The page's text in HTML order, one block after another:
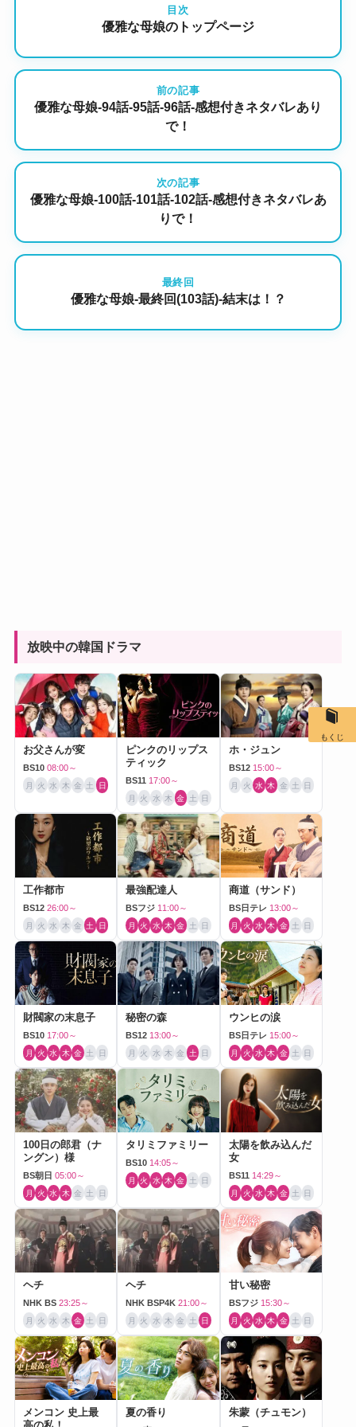
目次
優雅な母娘のトップページ
前の記事
優雅な母娘-94話-95話-96話-感想付きネタバレあり
で！
次の記事
優雅な母娘-100話-101話-102話-感想付きネタバレあ
りで！
最終回
優雅な母娘-最終回(103話)-結末は！？
放映中の韓国ドラマ
お父さんが変
BS10 08:00～
月 火 水 木 金 土 日
ピンクのリップス
ティック
BS11 17:00～
月 火 水 木 金 土 日
ホ・ジュン
BS12 15:00～
月 火 水 木 金 土 日
工作都市
BS12 26:00～
月 火 水 木 金 土 日
最強配達人
BSフジ 11:00～
月 火 水 木 金 土 日
商道（サンド）
BS日テレ 13:00～
月 火 水 木 金 土 日
財閥家の末息子
BS10 17:00～
月 火 水 木 金 土 日
秘密の森
BS12 13:00～
月 火 水 木 金 土 日
ウンヒの涙
BS日テレ 15:00～
月 火 水 木 金 土 日
100日の郎君（ナ
ングン）様
BS朝日 05:00～
月 火 水 木 金 土 日
タリミファミリー
BS10 14:05～
月 火 水 木 金 土 日
太陽を飲み込んだ
女
BS11 14:29～
月 火 水 木 金 土 日
ヘチ
NHK BS 23:25～
月 火 水 木 金 土 日
ヘチ
NHK BSP4K 21:00～
月 火 水 木 金 土 日
甘い秘密
BSフジ 15:30～
月 火 水 木 金 土 日
メンコン 史上最
夏の香り 朱蒙（チュモン）
もくじ